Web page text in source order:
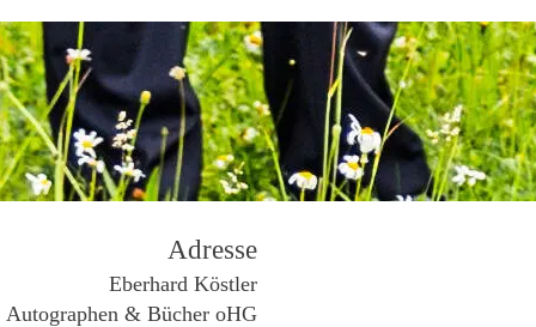
Adresse
Eberhard Köstler
Autographen & Bücher oHG